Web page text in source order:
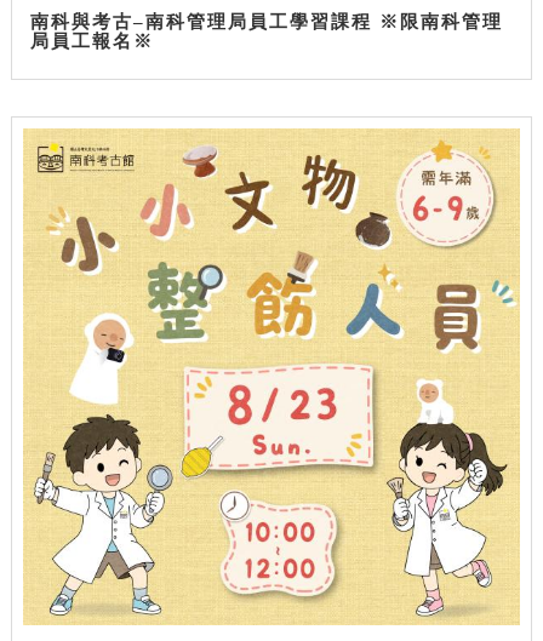
南科與考古–南科管理局員工學習課程 ※限南科管理
局員工報名※